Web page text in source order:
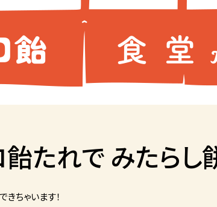
飴たれで みたらし
ちゃいます！